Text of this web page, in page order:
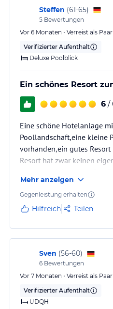
Steffen (61-65)
5 Bewertungen
Vor 6 Monaten • Verreist als
Verifizierter Aufenthalt
Deluxe Poolblick
Ein schönes Resort
6 /
Eine schöne Hotelanlage
Poollandschaft,eine kleine
vorhanden,ein gutes Resort
Resort hat zwar keinen
schlecht wenn man sich
natürlich auch reichlich
kräftig essen dann reicht's
ein Taxi oder man nimmt
so viel kostet kein…
Mehr anzeigen
Gegenleistung erhalten
Hilfreich Teilen
Sven (56-60)
6 Bewertungen
Vor 7 Monaten • Verreist als
Verifizierter Aufenthalt
UDQH